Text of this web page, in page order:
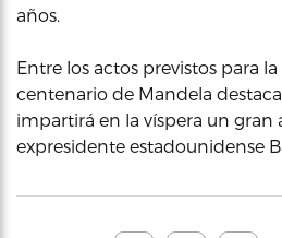
años.
Entre los actos previstos para
centenario de Mandela
impartirá en la víspera un gran
expresidente estadounidense